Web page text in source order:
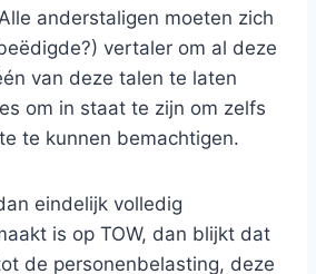
anderstaligen moeten zich
vertaler om al deze
van deze talen te laten
om in staat te zijn om zelfs
te kunnen bemachtigen.
eindelijk volledig
is op TOW, dan blijkt dat
de personenbelasting, deze